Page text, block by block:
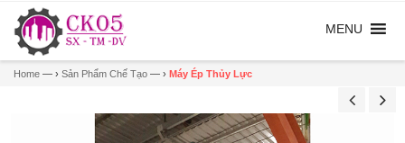
Home — › Sản Phẩm Chế Tạo — › Máy Ép Thủy Lực